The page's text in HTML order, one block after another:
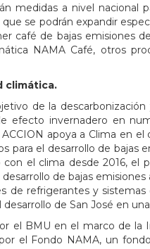
medidas a nivel nacional
se podrán expandir
café de bajas emisiones
NAMA Café, otros
climática.
de la
efecto invernadero en
apoya a Clima en el
para el desarrollo de bajas
el clima desde 2016, el
de bajas
de refrigerantes y
de San José en
el BMU en el marco de la
el Fondo NAMA, un